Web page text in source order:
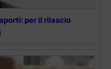
per il rilascio